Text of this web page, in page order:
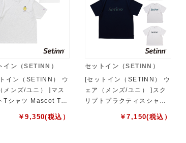
イン（SETINN）
イン（SETINN） ウ
メンズ/ユニ） ]マス
Tシャツ Mascot Tee
ックス 26S-035
￥9,350(税込）
セットイン（SETINN）
[セットイン（SETINN） ウ
ェア（メンズ/ユニ） ]スク
リプトプラクティスシャツ
Script Practice Shirt ユニ
セックス 26S-005
￥7,150(税込）